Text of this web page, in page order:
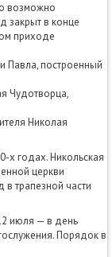
возможно
закрыт в конце
приходе
Павла, построенный
Чудотворца,
Николая
х годах. Никольская
церкви
трапезной части
июля — в день
Порядок в